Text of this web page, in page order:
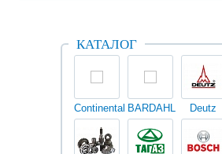
КАТАЛОГ
Continental BARDAHL Deutz